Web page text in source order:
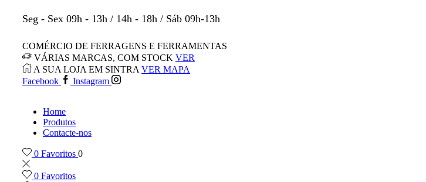
Seg - Sex 09h - 13h / 14h - 18h / Sáb 09h-13h
COMÉRCIO DE FERRAGENS E FERRAMENTAS
VÁRIAS MARCAS, COM STOCK VER
A SUA LOJA EM SINTRA VER MAPA
Facebook
Instagram
Home
Produtos
Contacte-nos
0 Favoritos 0
0 Favoritos